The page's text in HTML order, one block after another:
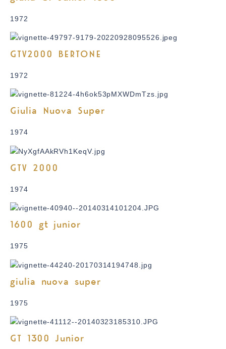
1972
GTV2000 BERTONE
1972
Giulia Nuova Super
1974
GTV 2000
1974
1600 gt junior
1975
giulia nuova super
1975
GT 1300 Junior